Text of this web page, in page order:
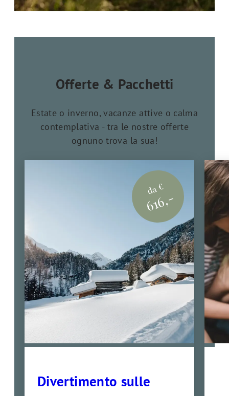
Offerte & Pacchetti
Estate o inverno, vacanze attive o calma
contemplativa - tra le nostre offerte
ognuno trova la sua!
da €
616,-
Divertimento sulle